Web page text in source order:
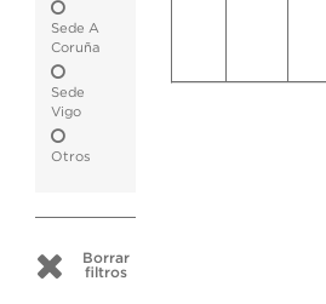
Sede A
Coruña
Sede
Vigo
Otros
Borrar
filtros